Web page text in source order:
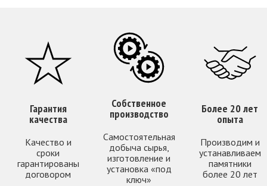
Гарантия
качества
Качество и
сроки
гарантированы
договором
Собственное
производство
Самостоятельная
добыча сырья,
изготовление и
установка «под
ключ»
Более 20 лет
опыта
Производим и
устанавливаем
памятники
более 20 лет